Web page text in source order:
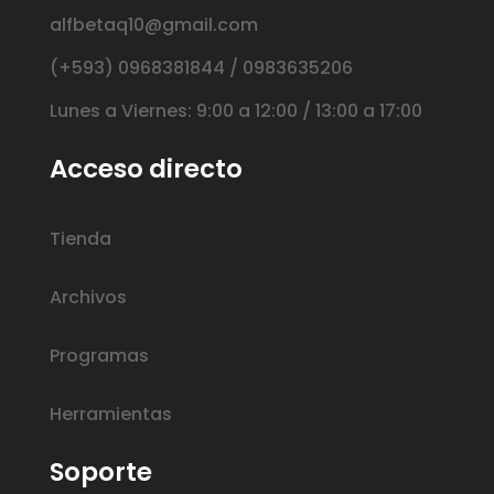
alfbetaq10@gmail.com
(+593) 0968381844 / 0983635206
Lunes a Viernes: 9:00 a 12:00 / 13:00 a 17:00
Acceso directo
Tienda
Archivos
Programas
Herramientas
Soporte